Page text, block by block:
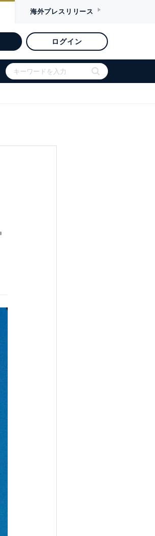
海外プレスリリース
ログイン